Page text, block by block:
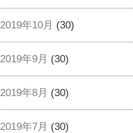
2019年10月 (30)
2019年9月 (30)
2019年8月 (30)
2019年7月 (30)